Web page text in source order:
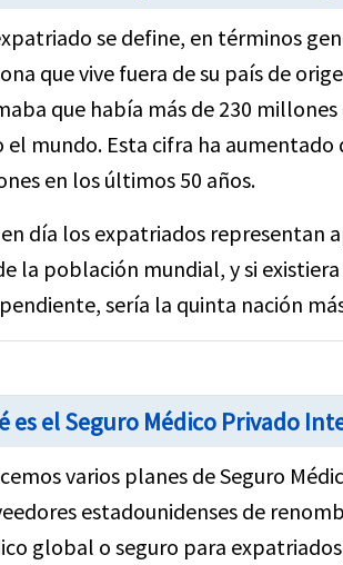
se define, en términos
que vive fuera de su país de
que había más de 230
el mundo. Esta cifra ha aumentado
en los últimos 50 años.
día los expatriados representan
la población mundial, y si
sería la quinta nación
es el Seguro Médico Privado
varios planes de Seguro
estadounidenses de
global o seguro para